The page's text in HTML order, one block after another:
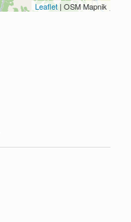
Leaflet | OSM Mapnik